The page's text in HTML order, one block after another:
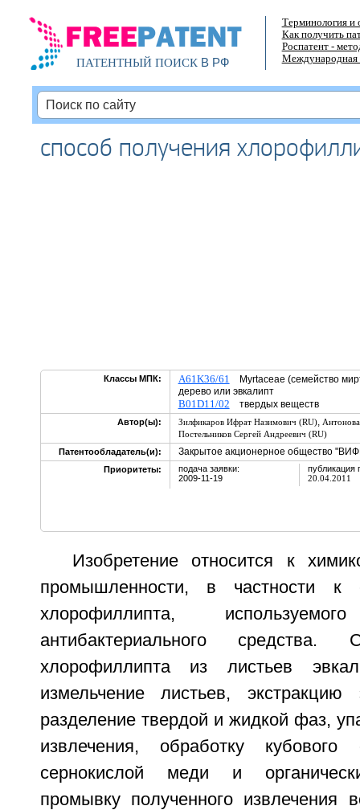
ПАТЕНТНЫЙ ПОИСКВ РФ
Терминология и
Как получить
Роспатент -
Международная
способ получения
Классы МПК: A61K36/61 Myrtaceae (семейство
дерево или эвкалипт
B01D11/02 твердых веществ
Автор(ы): Зилфикаров Ифрат Назимович (RU),
Постельников Сергей Андреевич (RU)
Патентообладатель(и):
Закрытое акционерное общество
Приоритеты:
подача заявки:
2009-11-19
публикация
20.04.2011
Изобретение относится к
промышленности, в частности к
хлорофиллипта,
антибактериального средства.
хлорофиллипта из листьев
измельчение листьев,
разделение твердой и жидкой фаз,
извлечения, обработку кубового
сернокислой меди и
промывку полученного извлечения